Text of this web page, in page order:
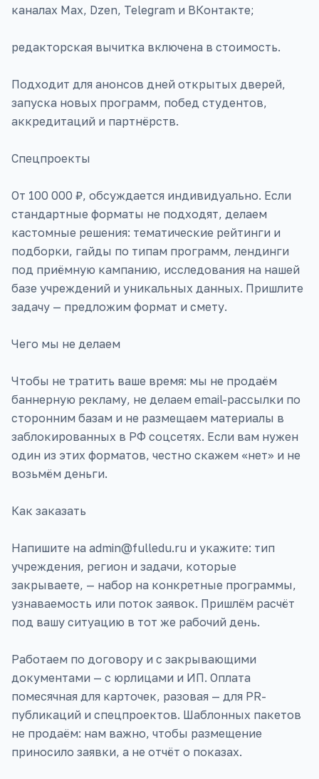
каналах Max, Dzen, Telegram и ВКонтакте;
редакторская вычитка включена в стоимость.
Подходит для анонсов дней открытых дверей,
запуска новых программ, побед студентов,
аккредитаций и партнёрств.
Спецпроекты
От 100 000 ₽, обсуждается индивидуально. Если
стандартные форматы не подходят, делаем
кастомные решения: тематические рейтинги и
подборки, гайды по типам программ, лендинги
под приёмную кампанию, исследования на нашей
базе учреждений и уникальных данных. Пришлите
задачу — предложим формат и смету.
Чего мы не делаем
Чтобы не тратить ваше время: мы не продаём
баннерную рекламу, не делаем email-рассылки по
сторонним базам и не размещаем материалы в
заблокированных в РФ соцсетях. Если вам нужен
один из этих форматов, честно скажем «нет» и не
возьмём деньги.
Как заказать
Напишите на admin@fulledu.ru и укажите: тип
учреждения, регион и задачи, которые
закрываете, — набор на конкретные программы,
узнаваемость или поток заявок. Пришлём расчёт
под вашу ситуацию в тот же рабочий день.
Работаем по договору и с закрывающими
документами — с юрлицами и ИП. Оплата
помесячная для карточек, разовая — для PR-
публикаций и спецпроектов. Шаблонных пакетов
не продаём: нам важно, чтобы размещение
приносило заявки, а не отчёт о показах.